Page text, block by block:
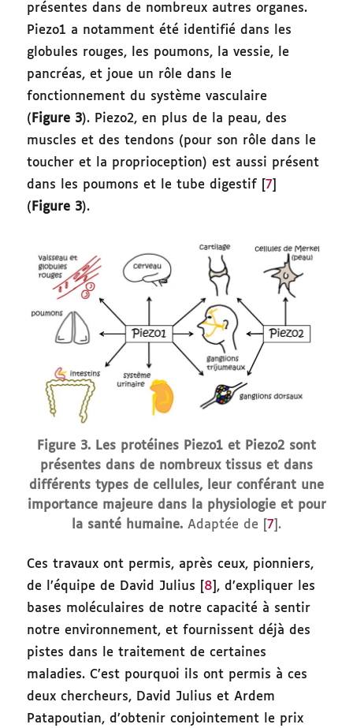
présentes dans de nombreux autres organes.
Piezo1 a notamment été identifié dans les
globules rouges, les poumons, la vessie, le
pancréas, et joue un rôle dans le
fonctionnement du système vasculaire
( Figure 3). Piezo2, en plus de la peau, des
muscles et des tendons (pour son rôle dans le
toucher et la proprioception) est aussi présent
dans les poumons et le tube digestif [7
( Figure 3).
Figure 3. Les protéines Piezo1 et Piezo2 sont
présentes dans de nombreux tissus et dans
différents types de cellules, leur conférant une
importance majeure dans la physiologie et pour
la santé humaine. Adaptée de [ 7 ].
Ces travaux ont permis, après ceux, pionniers,
de l’équipe de David Julius [ 8 ], d’expliquer les
bases moléculaires de notre capacité à sentir
notre environnement, et fournissent déjà des
pistes dans le traitement de certaines
maladies. C’est pourquoi ils ont permis à ces
deux chercheurs, David Julius et Ardem
Patapoutian, d’obtenir conjointement le prix